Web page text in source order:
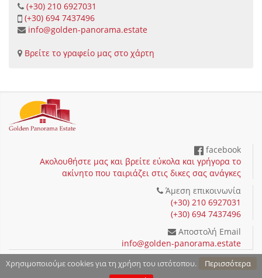
Χρησιμοποιούμε cookies για τη χρήση του ιστότοπου.
Περισσότερα
(+30) 210 6927031
(+30) 694 7437496
info@golden-panorama.estate
Βρείτε το γραφείο μας στο χάρτη
facebook
Ακολουθήστε μας και βρείτε εύκολα και γρήγορα το
ακίνητο που ταιριάζει στις δικες σας ανάγκες
Άμεση επικοινωνία
(+30) 210 6927031
(+30) 694 7437496
Αποστολή Email
info@golden-panorama.estate
Όροι χρήσης και Προστασία προσωπικών δεδομένων
Copyright 2026 by Golden Panorama Estate - Powered by